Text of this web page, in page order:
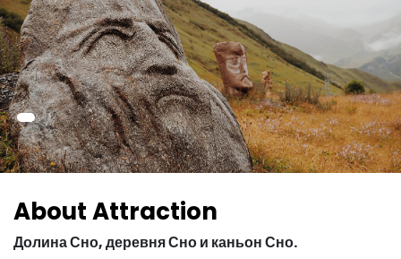
About Attraction
Долина Сно, деревня Сно и каньон Сно.